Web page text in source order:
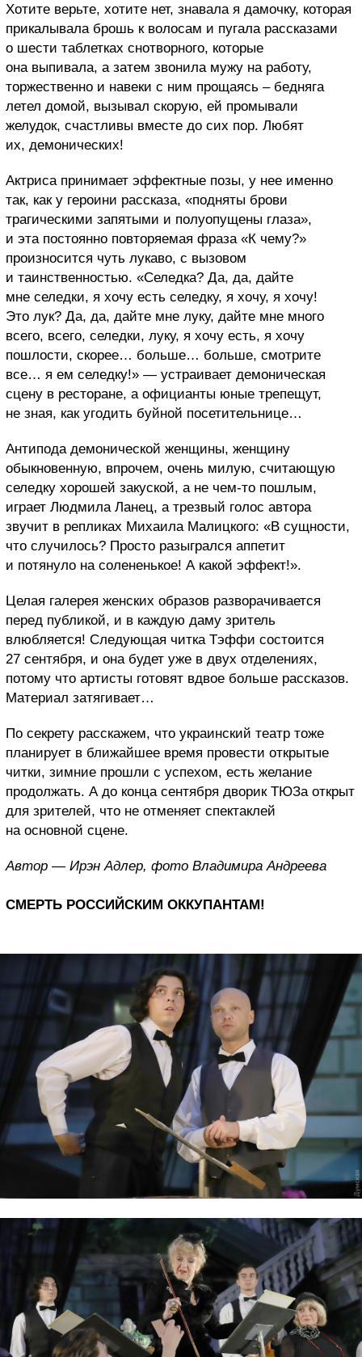
Хотите верьте, хотите нет, знавала я дамочку, которая
прикалывала брошь к волосам и пугала рассказами
о шести таблетках снотворного, которые
она выпивала, а затем звонила мужу на работу,
торжественно и навеки с ним прощаясь – бедняга
летел домой, вызывал скорую, ей промывали
желудок, счастливы вместе до сих пор. Любят
их, демонических!
Актриса принимает эффектные позы, у нее именно
так, как у героини рассказа, «подняты брови
трагическими запятыми и полуопущены глаза»,
и эта постоянно повторяемая фраза «К чему?»
произносится чуть лукаво, с вызовом
и таинственностью. «Селедка? Да, да, дайте
мне селедки, я хочу есть селедку, я хочу, я хочу!
Это лук? Да, да, дайте мне луку, дайте мне много
всего, всего, селедки, луку, я хочу есть, я хочу
пошлости, скорее… больше… больше, смотрите
все… я ем селедку!» — устраивает демоническая
сцену в ресторане, а официанты юные трепещут,
не зная, как угодить буйной посетительнице…
Антипода демонической женщины, женщину
обыкновенную, впрочем, очень милую, считающую
селедку хорошей закуской, а не чем-то пошлым,
играет Людмила Ланец, а трезвый голос автора
звучит в репликах Михаила Малицкого: «В сущности,
что случилось? Просто разыгрался аппетит
и потянуло на солененькое! А какой эффект!».
Целая галерея женских образов разворачивается
перед публикой, и в каждую даму зритель
влюбляется! Следующая читка Тэффи состоится
27 сентября, и она будет уже в двух отделениях,
потому что артисты готовят вдвое больше рассказов.
Материал затягивает…
По секрету расскажем, что украинский театр тоже
планирует в ближайшее время провести открытые
читки, зимние прошли с успехом, есть желание
продолжать. А до конца сентября дворик ТЮЗа открыт
для зрителей, что не отменяет спектаклей
на основной сцене.
Автор — Ирэн Адлер, фото Владимира Андреева
СМЕРТЬ РОССИЙСКИМ ОККУПАНТАМ!